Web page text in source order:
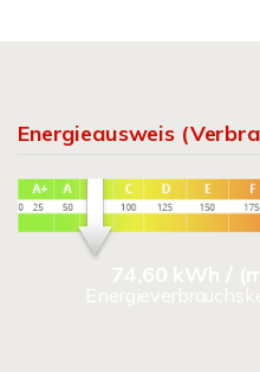
Energieausweis
74,60 kWh /